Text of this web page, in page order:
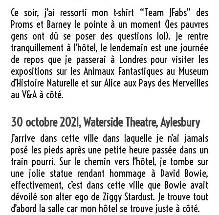
Ce soir, j’ai ressorti mon t-shirt “Team JFabs” des
Proms et Barney le pointe à un moment (les pauvres
gens ont dû se poser des questions lol). Je rentre
tranquillement à l’hôtel, le lendemain est une journée
de repos que je passerai à Londres pour visiter les
expositions sur les Animaux Fantastiques au Museum
d’Histoire Naturelle et sur Alice aux Pays des Merveilles
au V&A à côté.
30 octobre 2021, Waterside Theatre, Aylesbury
J’arrive dans cette ville dans laquelle je n’ai jamais
posé les pieds après une petite heure passée dans un
train pourri. Sur le chemin vers l’hôtel, je tombe sur
une jolie statue rendant hommage à David Bowie,
effectivement, c’est dans cette ville que Bowie avait
dévoilé son alter ego de Ziggy Stardust. Je trouve tout
d’abord la salle car mon hôtel se trouve juste à côté.